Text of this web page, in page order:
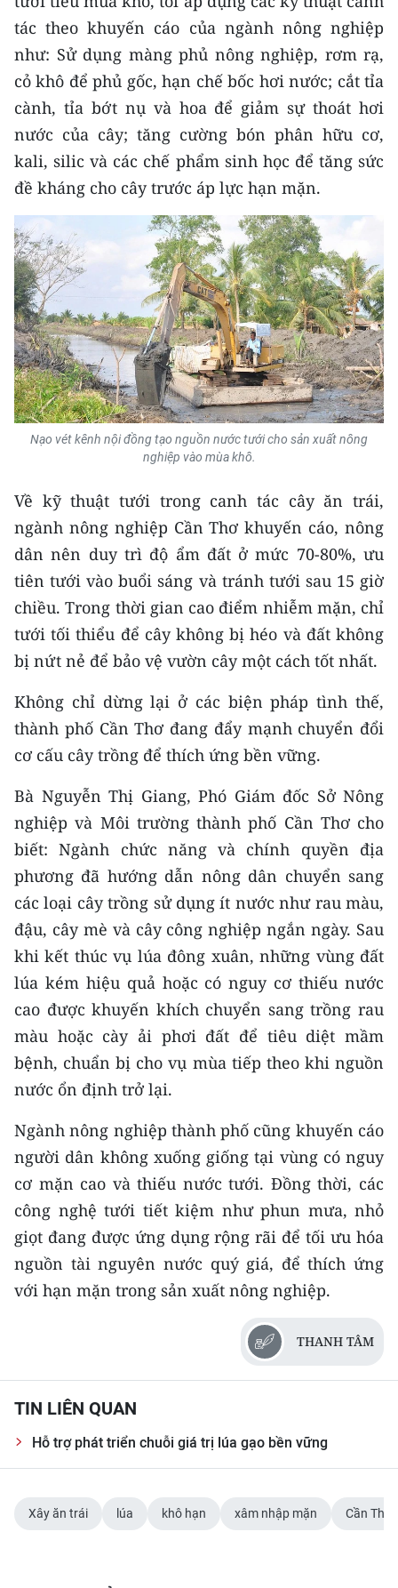
ENGLISH
中文
FRANÇAIS
РУССКИЙ
ESPAÑOL
한국어
tác theo khuyến cáo của ngành nông nghiệp
như: Sử dụng màng phủ nông nghiệp, rơm rạ,
cỏ khô để phủ gốc, hạn chế bốc hơi nước; cắt tỉa
cành, tỉa bớt nụ và hoa để giảm sự thoát hơi
nước của cây; tăng cường bón phân hữu cơ,
kali, silic và các chế phẩm sinh học để tăng sức
đề kháng cho cây trước áp lực hạn mặn.
Nạo vét kênh nội đồng tạo nguồn nước tưới cho sản xuất nông
nghiệp vào mùa khô.
Về kỹ thuật tưới trong canh tác cây ăn trái,
ngành nông nghiệp Cần Thơ khuyến cáo, nông
dân nên duy trì độ ẩm đất ở mức 70-80%, ưu
tiên tưới vào buổi sáng và tránh tưới sau 15 giờ
chiều. Trong thời gian cao điểm nhiễm mặn, chỉ
tưới tối thiểu để cây không bị héo và đất không
bị nứt nẻ để bảo vệ vườn cây một cách tốt nhất.
Không chỉ dừng lại ở các biện pháp tình thế,
thành phố Cần Thơ đang đẩy mạnh chuyển đổi
cơ cấu cây trồng để thích ứng bền vững.
Bà Nguyễn Thị Giang, Phó Giám đốc Sở Nông
nghiệp và Môi trường thành phố Cần Thơ cho
biết: Ngành chức năng và chính quyền địa
phương đã hướng dẫn nông dân chuyển sang
các loại cây trồng sử dụng ít nước như rau màu,
đậu, cây mè và cây công nghiệp ngắn ngày. Sau
khi kết thúc vụ lúa đông xuân, những vùng đất
lúa kém hiệu quả hoặc có nguy cơ thiếu nước
cao được khuyến khích chuyển sang trồng rau
màu hoặc cày ải phơi đất để tiêu diệt mầm
bệnh, chuẩn bị cho vụ mùa tiếp theo khi nguồn
nước ổn định trở lại.
Ngành nông nghiệp thành phố cũng khuyến cáo
người dân không xuống giống tại vùng có nguy
cơ mặn cao và thiếu nước tưới. Đồng thời, các
công nghệ tưới tiết kiệm như phun mưa, nhỏ
giọt đang được ứng dụng rộng rãi để tối ưu hóa
nguồn tài nguyên nước quý giá, để thích ứng
với hạn mặn trong sản xuất nông nghiệp.
THANH TÂM
TIN LIÊN QUAN
Hỗ trợ phát triển chuỗi giá trị lúa gạo bền vững
Xây ăn trái lúa khô hạn xâm nhập mặn Cần Thơ